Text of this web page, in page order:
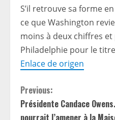
S’il retrouve sa forme
ce que Washington
moins à deux chiffres
Philadelphie pour le
Enlace de origen
C
o
Previous:
Présidente Candace
pourrait l’amener à la